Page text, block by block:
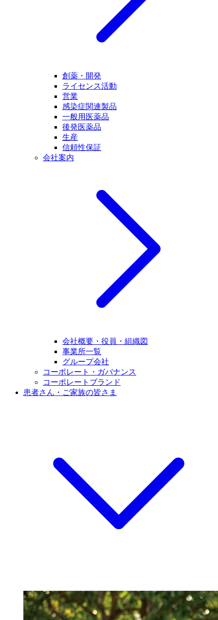
創薬・開発
ライセンス活動
営業
感染症関連製品
一般用医薬品
後発医薬品
生産
信頼性保証
会社案内
会社概要・役員・組織図
事業所一覧
グループ会社
コーポレート・ガバナンス
コーポレートブランド
患者さん・ご家族の皆さま